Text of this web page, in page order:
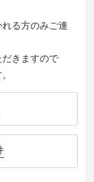
る方のみご連
きますので